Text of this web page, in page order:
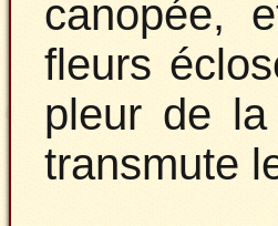
canopée,
fleurs
pleur de
transmute